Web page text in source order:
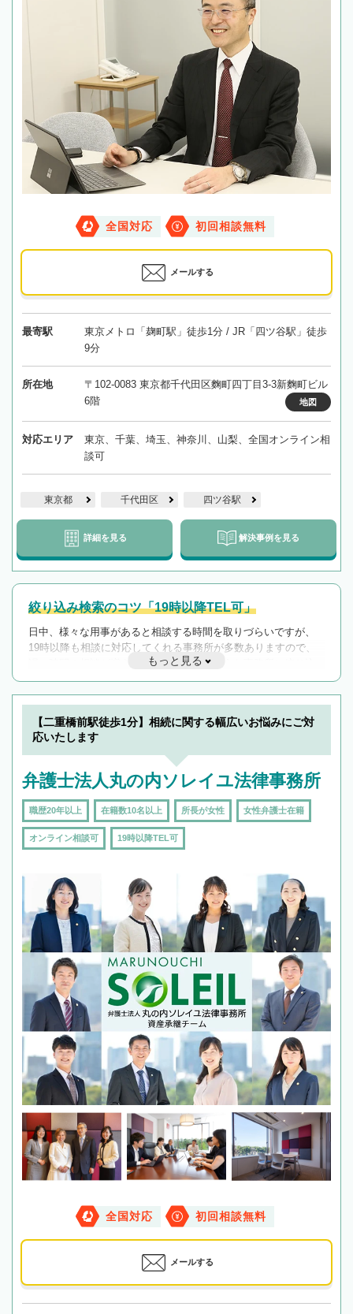
全国対応 初回相談無料
メールする
最寄駅
東京メトロ「麹町駅」徒歩1分 / JR「四ツ谷駅」徒歩
9分
所在地
〒102-0083 東京都千代田区麴町四丁目3-3新麴町ビル
6階
地図
対応エリア
東京、千葉、埼玉、神奈川、山梨、全国オンライン相
談可
東京都 千代田区 四ツ谷駅
詳細を見る 解決事例を見る
絞り込み検索のコツ「19時以降TEL可」
日中、様々な用事があると相談する時間を取りづらいですが、
19時以降も相談に対応してくれる事務所が多数ありますので、
遅い時間の相談が増えそうな場合はそのような事務所に絞り込
んで検索してみましょう。
19時以降TEL可の条件
を加えて再検索
もっと見る
【二重橋前駅徒歩1分】相続に関する幅広いお悩みにご対
応いたします
弁護士法人丸の内ソレイユ法律事務所
職歴20年以上 在籍数10名以上 所長が女性 女性弁護士在籍
オンライン相談可 19時以降TEL可
全国対応 初回相談無料
メールする